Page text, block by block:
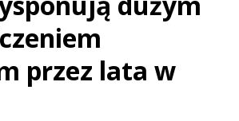
przez lata w